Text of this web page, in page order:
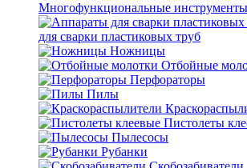
Многофункциональные инструменты
для сварки пластиковых труб
Ножницы
Отбойные
Перфораторы
Пилы
Пистолеты
Пылесосы
Рубанки